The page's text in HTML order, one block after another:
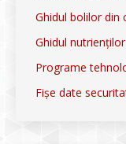
Ghidul bolilor din
Ghidul
Programe
Fișe date